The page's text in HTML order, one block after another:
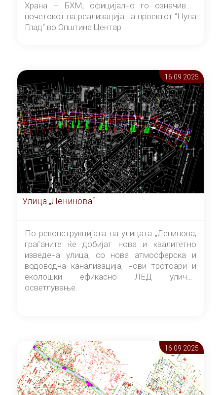
Храна – БХМ, официјално го означивме
почетокот на реализација на проектот “Нула
Глад“ во Општина Центар
16.09 2025
Улица „Ленинова“
По реконструкцијата на улицата „Ленинова,
граѓаните ќе добијат нова и квалитетно
изведена улица, со нова атмосферска и
водоводна канализација, нови тротоари и
еколошки ефикасно ЛЕД улично
осветлување.
16.09 2025